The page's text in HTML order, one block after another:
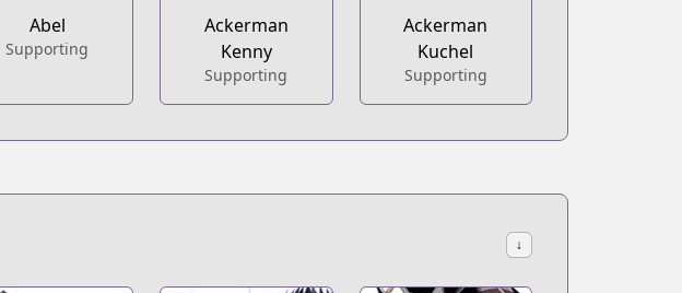
Abel
Supporting
Ackerman
Kenny
Supporting
Ackerman
Kuchel
Supporting
↓